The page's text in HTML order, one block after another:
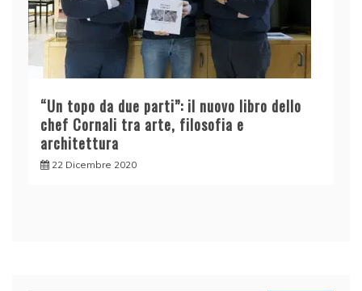
“Un topo da due parti”: il nuovo libro dello
chef Cornali tra arte, filosofia e
architettura
22 Dicembre 2020